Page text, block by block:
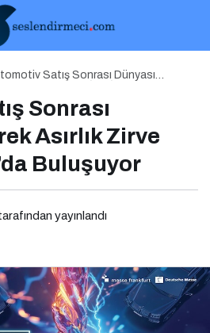
Satış Sonrası Dünyası
Sonrası
Asırlık Zirve
Buluşuyor
yayınlandı
En Büyük Buluşması İçin